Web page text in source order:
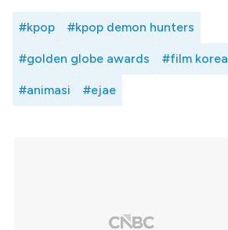
#kpop #kpop demon hunters
#golden globe awards #film korea
#animasi #ejae